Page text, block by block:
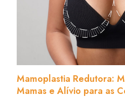
Mamoplastia Redutora:
Mamas e Alívio para as